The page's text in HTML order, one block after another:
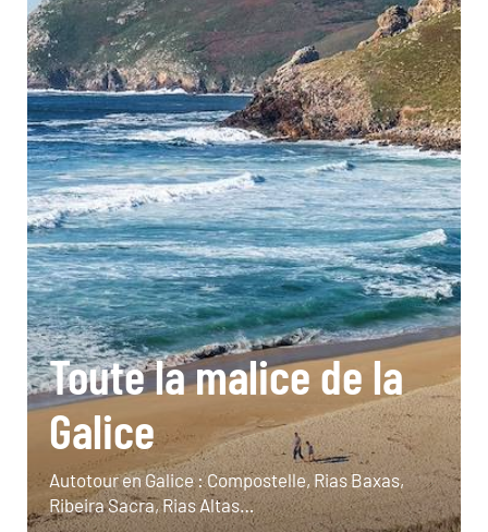
Toute la malice de la
Galice
Autotour en Galice : Compostelle, Rias Baxas,
Ribeira Sacra, Rias Altas…